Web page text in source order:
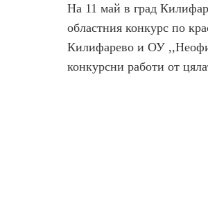
На 11 май в град
областния конкурс по
Килифарево и ОУ
конкурсни работи от